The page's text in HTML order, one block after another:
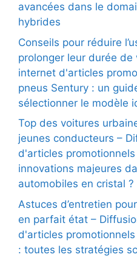
avancées dans le
hybrides
Conseils pour réduire
prolonger leur durée
internet d'articles
pneus Sentury : un
sélectionner le modèle
Top des voitures
jeunes conducteurs –
d'articles promotionnels
innovations majeures
automobiles en cristal ?
Astuces d’entretien
en parfait état –
d'articles promotionnels
: toutes les stratégies